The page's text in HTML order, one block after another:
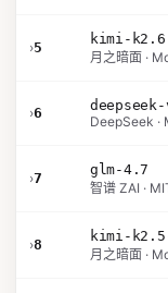
›5
kimi-k2.6
月之暗面 ·
›6
DeepSeek ·
›7
glm-4.7
智谱 ZAI ·
›8
kimi-
月之暗面 ·